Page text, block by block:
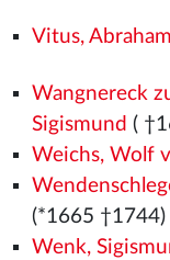
Vitus, Abraham
Wangnereck
Sigismund (
Weichs, Wolf
(*1665 †1744)
Wenk,